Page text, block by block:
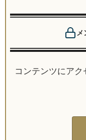
メ
コンテンツにア